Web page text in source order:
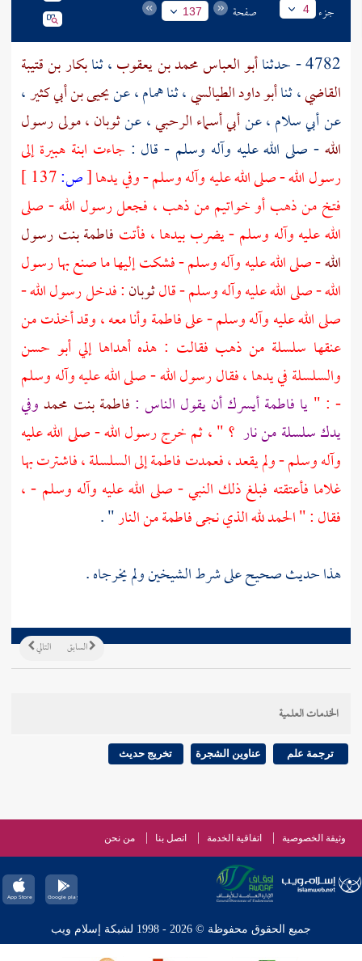
جزء 4 صفحة 137
4782 - حدثنا أبو العباس محمد بن يعقوب، ثنابكار بن قتيبة
القاضي، ثناأبو داود الطيالسي، ثناهمام، عنيحيى بن أبي كثير،
عنأبي سلام، عنأبي أسماء الرحبي، عنثوبان ، مولى رسول
الله- صلى الله عليه وآله وسلم - قال : جاءت ابنة هبيرةإلى
رسول الله - صلى الله عليه وآله وسلم - وفي يدها[ص:
فتخ من ذهب أو خواتيم من ذهب ، فجعل رسول الله - صلى
الله عليه وآله وسلم - يضرب بيدها ، فأتت فاطمة بنت رسول
الله- صلى الله عليه وآله وسلم - فشكت إليها ما صنع بها رسول
الله - صلى الله عليه وآله وسلم - قالثوبان: فدخل رسول الله -
صلى الله عليه وآله وسلم - علىفاطمةوأنا معه ، وقد أخذت من
عنقها سلسلة من ذهب فقالت : هذه أهداها إلي أبو حسن
والسلسلة في يدها ، فقال رسول الله - صلى الله عليه وآله وسلم
- : " يا فاطمةأيسرك أن يقول الناس : فاطمة بنت محمدوفي
يدك سلسلة من نار ؟ " ، ثم خرج رسول الله - صلى الله عليه
وآله وسلم - ولم يقعد ، فعمدتفاطمةإلى السلسلة ، فاشترت بها
غلاما فأعتقته فبلغ ذلك النبي - صلى الله عليه وآله وسلم - ،
فقال : " الحمد لله الذي نجىفاطمةمن النار" .
هذا حديث صحيح على شرط الشيخين ولم يخرجاه .
التالي السابق
الخدمات العلمية
ترجمة علم عناوين الشجرة تخريج حديث
وثيقة الخصوصية اتفاقية الخدمة اتصل بنا من نحن
جميع الحقوق محفوظة © 2026 - 1998 لشبكة إسلام ويب